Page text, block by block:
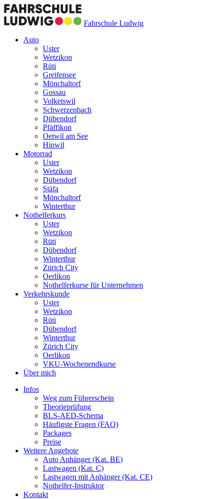
Fahrschule Ludwig
Auto
Uster
Wetzikon
Rüti
Greifensee
Mönchaltorf
Gossau
Volketswil
Schwerzenbach
Dübendorf
Pfäffikon
Oetwil am See
Hinwil
Motorrad
Uster
Wetzikon
Dübendorf
Stäfa
Mönchaltorf
Winterthur
Nothelferkurs
Uster
Wetzikon
Rüti
Dübendorf
Winterthur
Zürich City
Oerlikon
Nothelferkurse für Unternehmen
Verkehrskunde
Uster
Wetzikon
Rüti
Dübendorf
Winterthur
Zürich City
Oerlikon
VKU-Wochenendkurse
Über mich
Infos
Weg zum Führerschein
Theorieprüfung
BLS-AED-Schema
Häufigste Fragen (FAQ)
Packages
Preise
Weitere Angebote
Auto Anhänger (Kat. BE)
Lastwagen (Kat. C)
Lastwagen mit Anhänger (Kat. CE)
Nothelfer-Instruktor
Kontakt